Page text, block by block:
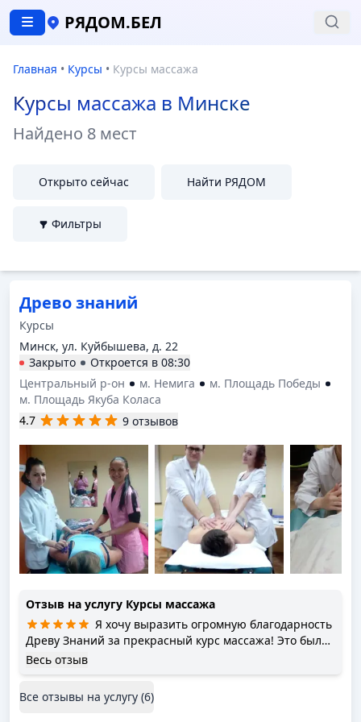
РЯДОМ.БЕЛ
Главная • Курсы • Курсы массажа
Курсы массажа в Минске
Найдено 8 мест
Открыто сейчас Найти РЯДОМ
Фильтры
Древо знаний
Курсы
Минск, ул. Куйбышева, д. 22
Закрыто
Откроется в 08:30
Центральный р-он
м. Немига
м. Площадь Победы
м. Площадь Якуба Коласа
4.7
9 отзывов
Отзыв на услугу Курсы массажа
Я хочу выразить огромную благодарность
Древу Знаний за прекрасный курс массажа! Это был
невероятный опыт, который полностью изменил мое
любовью. Преподаватель курса Катерина— это
Весь отзыв
Все отзывы на услугу (6)